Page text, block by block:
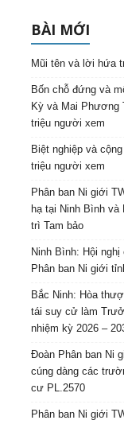
BÀI MỚI
Mũi tên và lời hứa
Bốn chỗ đứng và
Kỳ và Mai Phương
triệu người xem
Biệt nghiệp và
triệu người xem
Phân ban Ni giới
hạ tại Ninh Bình và
trì Tam bảo
Ninh Bình: Hội
Phân ban Ni giới
Bắc Ninh: Hòa
tái suy cử làm
nhiệm kỳ 2026 –
Đoàn Phân ban Ni
cúng dàng các
cư PL.2570
Phân ban Ni giới